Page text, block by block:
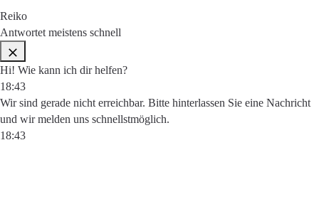
Reiko